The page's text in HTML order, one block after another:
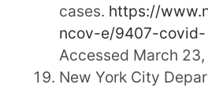
cases. https://
ncov-e/9407-covid-
Accessed March
New York City